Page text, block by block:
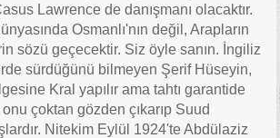
Lawrence de danışmanı olacaktır.
Osmanlı'nın değil, Arapların
sözü geçecektir. Siz öyle sanın. İngiliz
sürdüğünü bilmeyen Şerif Hüseyin,
Kral yapılır ama tahtı garantide
çoktan gözden çıkarıp Suud
Nitekim Eylül 1924'te Abdülaziz